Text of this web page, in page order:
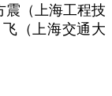
震（上海工程技
（上海交通大